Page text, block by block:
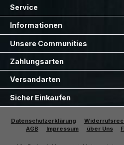
Service
Informationen
Unsere Communities
Zahlungsarten
Versandarten
Sicher Einkaufen
Datenschutzerklärung
AGB
Impressum über Uns